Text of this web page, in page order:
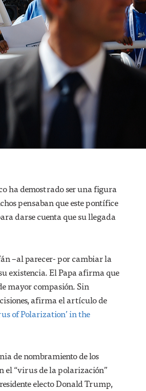
ha demostrado ser una figura
pensaban que este pontífice
darse cuenta que su llegada
–al parecer- por cambiar la
existencia. El Papa afirma que
mayor compasión. Sin
afirma el artículo de
of Polarization’ in the
de nombramiento de los
el “virus de la polarización”
electo Donald Trump,